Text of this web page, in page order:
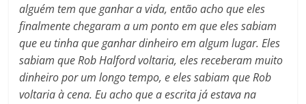
alguém tem que ganhar a vida, então acho que eles
finalmente chegaram a um ponto em que eles sabiam
que eu tinha que ganhar dinheiro em algum lugar. Eles
sabiam que Rob Halford voltaria, eles receberam muito
dinheiro por um longo tempo, e eles sabiam que Rob
voltaria à cena. Eu acho que a escrita já estava na